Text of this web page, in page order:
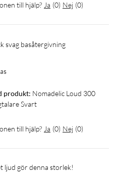
V litiumjon)
1 A)
till hjälp? Ja (0) Nej (0)
svag basåtergivning
produkt: Nomadelic Loud 300
Svart
till hjälp? Ja (0) Nej (0)
ljud gör denna storlek!